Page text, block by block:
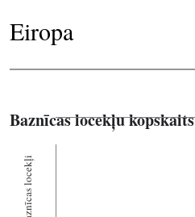
Eiropa
Baznīcas locekļu kopskaits
Baznīcas locekļi